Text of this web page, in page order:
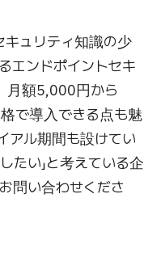
キュリティ知識の少
エンドポイントセキ
月額5,000円から
で導入できる点も魅
アル期間も設けてい
たい」と考えている企
問い合わせくださ